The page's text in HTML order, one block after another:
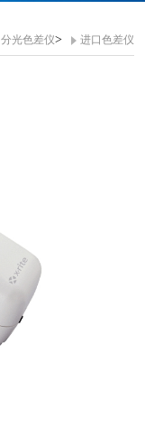
分光色差仪> 进口色差仪